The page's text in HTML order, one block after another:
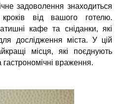
задоволення знаходиться
від вашого готелю.
кафе та сніданки, які
дослідження міста. У цій
місця, які поєднують
враження.